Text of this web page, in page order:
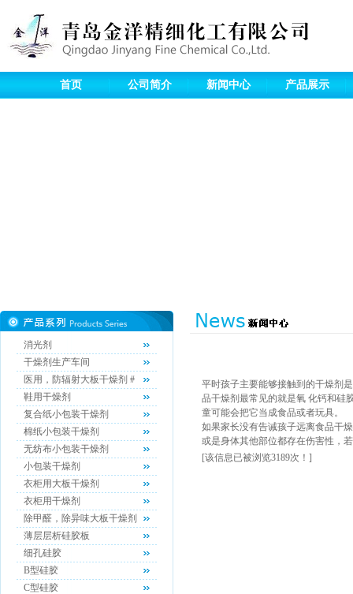
首页 公司简介 新闻中心 产品展示
消光剂
干燥剂生产车间
医用，防辐射大板干燥剂 #
鞋用干燥剂
复合纸小包装干燥剂
棉纸小包装干燥剂
无纺布小包装干燥剂
小包装干燥剂
衣柜用大板干燥剂
衣柜用干燥剂
除甲醛，除异味大板干燥剂
薄层层析硅胶板
细孔硅胶
B型硅胶
C型硅胶
平时孩子主要能够接触到的干燥剂
品干燥剂最常见的就是氧 化钙和硅
童可能会把它当成食品或者玩具。
如果家长没有告诫孩子远离食品干
或是身体其他部位都存在伤害性，
[该信息已被浏览3189次！]